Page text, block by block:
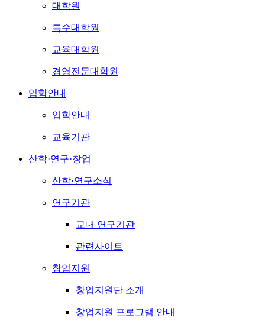
대학원
특수대학원
교육대학원
경영전문대학원
입학안내
입학안내
교육기관
산학·연구·창업
산학·연구소식
연구기관
교내 연구기관
관련사이트
창업지원
창업지원단 소개
창업지원 프로그램 안내